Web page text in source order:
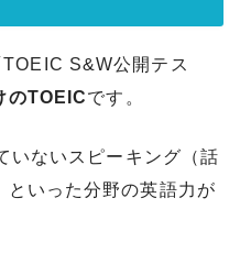
S&W公開テス
のTOEICです。
いないスピーキング（話
いった分野の英語力が